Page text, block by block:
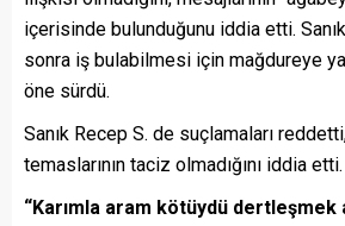
içerisinde bulunduğunu iddia etti.
sonra iş bulabilmesi için mağdureye
öne sürdü.
Sanık Recep S. de suçlamaları
temaslarının taciz olmadığını iddia etti.
“Karımla aram kötüydü dertleşmek